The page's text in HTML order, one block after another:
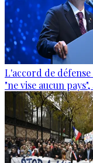
L'accord de défense
"ne vise aucun